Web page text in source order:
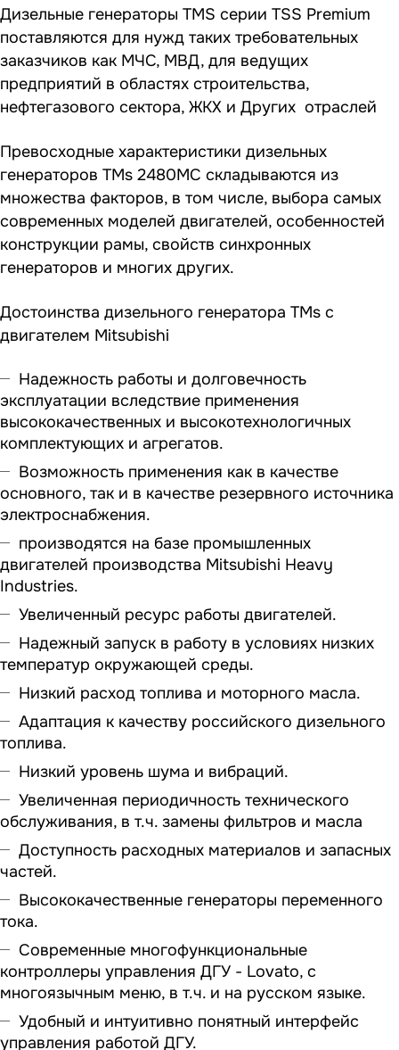
Дизельные генераторы TMS серии TSS Premium
поставляются для нужд таких требовательных
заказчиков как МЧС, МВД, для ведущих
предприятий в областях строительства,
нефтегазового сектора, ЖКХ и Других отраслей
Превосходные характеристики дизельных
генераторов TMs 2480MC складываются из
множества факторов, в том числе, выбора самых
современных моделей двигателей, особенностей
конструкции рамы, свойств синхронных
генераторов и многих других.
Достоинства дизельного генератора TMs с
двигателем Mitsubishi
Надежность работы и долговечность
эксплуатации вследствие применения
высококачественных и высокотехнологичных
комплектующих и агрегатов.
Возможность применения как в качестве
основного, так и в качестве резервного источника
электроснабжения.
производятся на базе промышленных
двигателей производства Mitsubishi Heavy
Industries.
Увеличенный ресурс работы двигателей.
Надежный запуск в работу в условиях низких
температур окружающей среды.
Низкий расход топлива и моторного масла.
Адаптация к качеству российского дизельного
топлива.
Низкий уровень шума и вибраций.
Увеличенная периодичность технического
обслуживания, в т.ч. замены фильтров и масла
Доступность расходных материалов и запасных
частей.
Высококачественные генераторы переменного
тока.
Современные многофункциональные
контроллеры управления ДГУ - Lovato, с
многоязычным меню, в т.ч. и на русском языке.
Удобный и интуитивно понятный интерфейс
управления работой ДГУ.